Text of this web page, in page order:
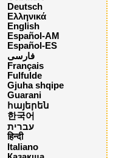
Deutsch
Ελληνικά
English
Español-AM
Español-ES
فارسی
Français
Fulfulde
Gjuha shqipe
Guarani
հայերեն
한국어
עברית
हिन्दी
Italiano